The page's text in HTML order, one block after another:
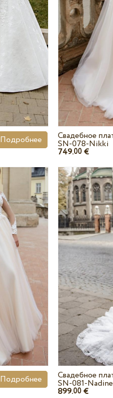
Подробнее Свадебное
SN-078-Nikki
749.00€
Подробнее Свадебное
SN-081-Nadine
899.00€